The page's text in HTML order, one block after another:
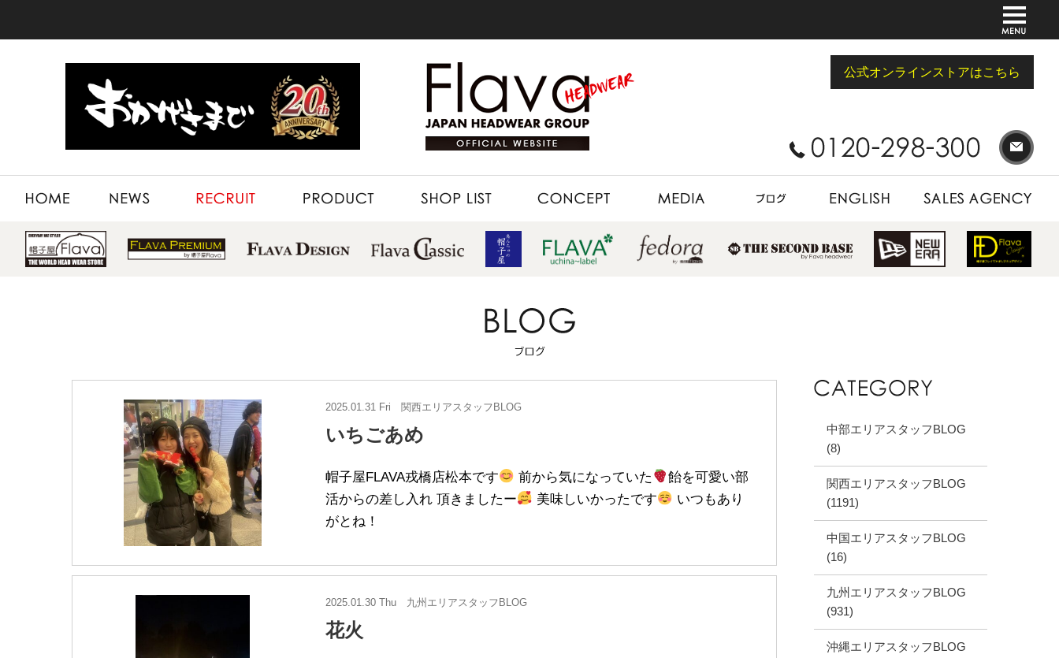
公式オンラインストアはこちら
2025.01.31 Fri 関西エリアスタッフBLOG
いちごあめ
帽子屋FLAVA戎橋店松本です 前から気になっていた
飴を可愛い部
活からの差し入れ 頂きましたー
美味しいかったです
いつもあり
がとね！
2025.01.30 Thu 九州エリアスタッフBLOG
花火
中部エリアスタッフBLOG
(8)
関西エリアスタッフBLOG
(1191)
中国エリアスタッフBLOG
(16)
九州エリアスタッフBLOG
(931)
沖縄エリアスタッフBLOG